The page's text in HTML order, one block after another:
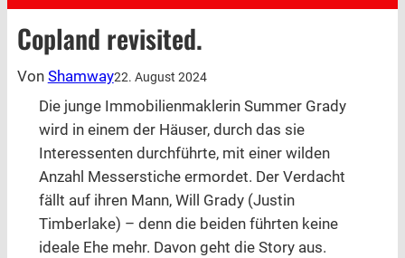
Copland revisited.
Von Shamway22. August 2024
Die junge Immobilienmaklerin Summer Grady
wird in einem der Häuser, durch das sie
Interessenten durchführte, mit einer wilden
Anzahl Messerstiche ermordet. Der Verdacht
fällt auf ihren Mann, Will Grady (Justin
Timberlake) – denn die beiden führten keine
ideale Ehe mehr. Davon geht die Story aus.